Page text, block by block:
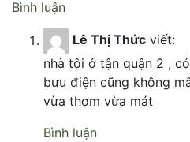
Bình luận
Lê Thị Thức viết:
nhà tôi ở tận quận 2 ,
bưu điện cũng không
vừa thơm vừa mát
Bình luận